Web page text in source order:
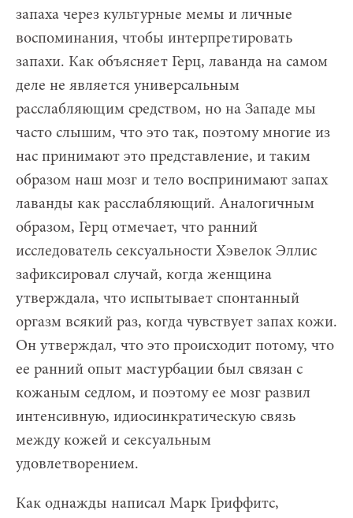
запаха через культурные мемы и личные
воспоминания, чтобы интерпретировать
запахи. Как объясняет Герц, лаванда на самом
деле не является универсальным
расслабляющим средством, но на Западе мы
часто слышим, что это так, поэтому многие из
нас принимают это представление, и таким
образом наш мозг и тело воспринимают запах
лаванды как расслабляющий. Аналогичным
образом, Герц отмечает, что ранний
исследователь сексуальности Хэвелок Эллис
зафиксировал случай, когда женщина
утверждала, что испытывает спонтанный
оргазм всякий раз, когда чувствует запах кожи.
Он утверждал, что это происходит потому, что
ее ранний опыт мастурбации был связан с
кожаным седлом, и поэтому ее мозг развил
интенсивную, идиосинкратическую связь
между кожей и сексуальным
удовлетворением.
Как однажды написал Марк Гриффитс,